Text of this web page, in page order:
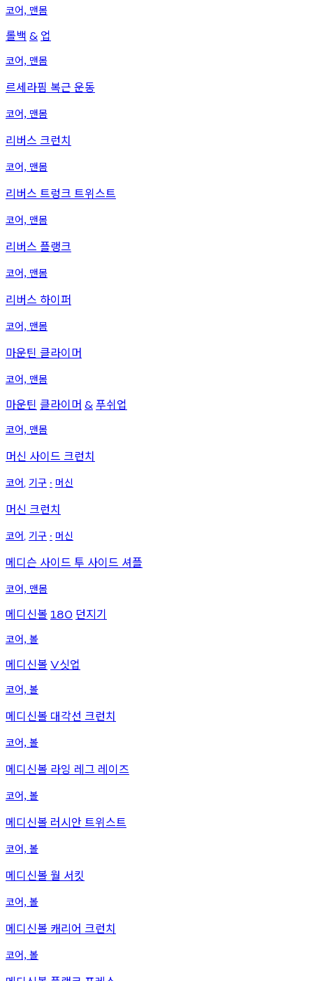
코어, 맨몸
롤백 & 업
코어, 맨몸
르세라핌 복근 운동
코어, 맨몸
리버스 크런치
코어, 맨몸
리버스 트렁크 트위스트
코어, 맨몸
리버스 플랭크
코어, 맨몸
리버스 하이퍼
코어, 맨몸
마운틴 클라이머
코어, 맨몸
마운틴 클라이머 & 푸쉬업
코어, 맨몸
머신 사이드 크런치
코어, 기구 ∙ 머신
머신 크런치
코어, 기구 ∙ 머신
메디슨 사이드 투 사이드 셔플
코어, 맨몸
메디신볼 180 던지기
코어, 볼
메디신볼 V싯업
코어, 볼
메디신볼 대각선 크런치
코어, 볼
메디신볼 라잉 레그 레이즈
코어, 볼
메디신볼 러시안 트위스트
코어, 볼
메디신볼 월 서킷
코어, 볼
메디신볼 캐리어 크런치
코어, 볼